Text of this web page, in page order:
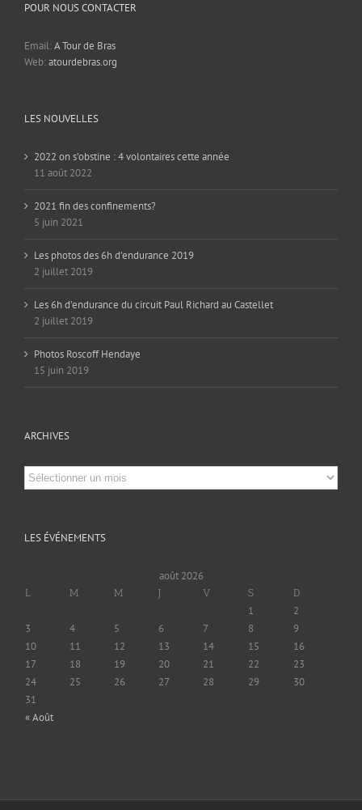
POUR NOUS CONTACTER
Email:A Tour de Bras
Web:atourdebras.org
LES NOUVELLES
2022 on s’obstine : 4 volontaires cette année
11 août 2022
2021 fin des confinements?
5 juin 2021
Les photos des 6h d’endurance 2019
2 juillet 2019
Les 6h d’endurance du circuit Paul Richard au Castellet
2 juillet 2019
Photos Roscoff Hendaye
15 juin 2019
ARCHIVES
Archives
LES ÉVÉNEMENTS
août 2026
L M M J V S D
« Août
1
2
3
4 5 6 7 8
9
10
11 12 13 14 15
16
17
18 19 20 21 22
23
24
25 26 27 28 29
30
31